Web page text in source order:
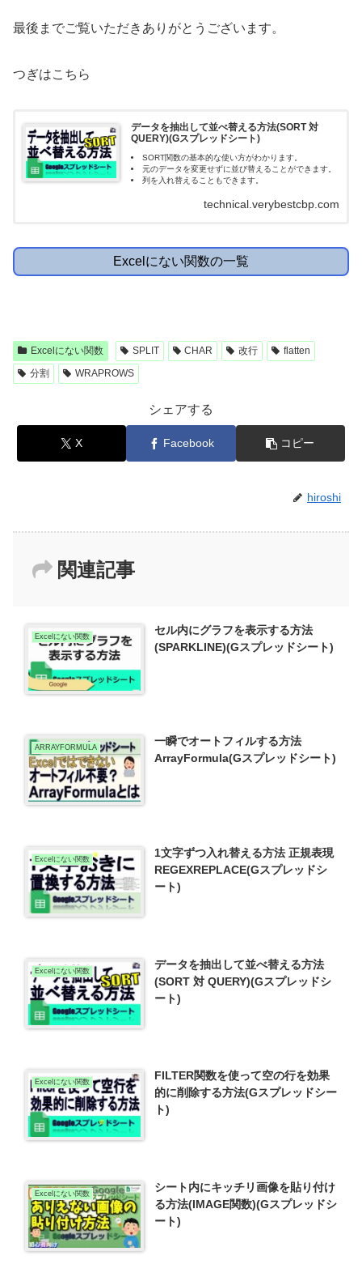
最後までご覧いただきありがとうございます。
つぎはこちら
データを抽出して並べ替える方法(SORT 対
QUERY)(Gスプレッドシート)
SORT関数の基本的な使い方がわかります。
元のデータを変更せずに並び替えることができます。
列を入れ替えることもできます。
technical.verybestcbp.com
Excelにない関数の一覧
Excelにない関数 SPLIT CHAR 改行
flatten
分割
WRAPROWS
シェアする
X Facebook コピー
hiroshi
関連記事
Excelにない関数
セル内にグラフを表示する方法
(SPARKLINE)(Gスプレッドシート)
ARRAYFORMULA
一瞬でオートフィルする方法
ArrayFormula(Gスプレッドシート)
Excelにない関数
1文字ずつ入れ替える方法 正規表現
REGEXREPLACE(Gスプレッドシ
ート)
Excelにない関数
データを抽出して並べ替える方法
(SORT 対 QUERY)(Gスプレッドシ
ート)
Excelにない関数
FILTER関数を使って空の行を効果
的に削除する方法(Gスプレッドシー
ト)
Excelにない関数
シート内にキッチリ画像を貼り付け
る方法(IMAGE関数)(Gスプレッドシ
ート)